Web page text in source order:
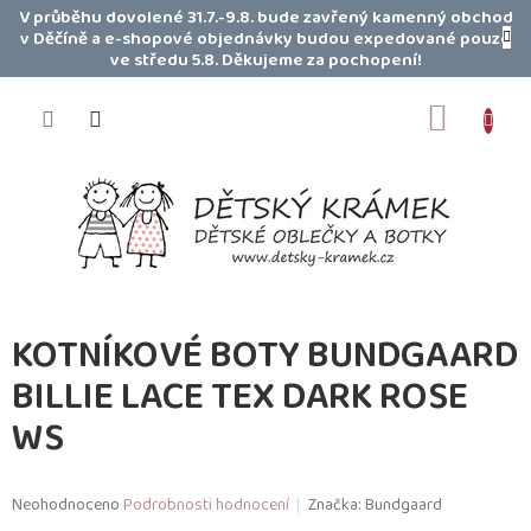
PřejítV průběhu dovolené 31.7.-9.8. bude zavřený kamenný obchod
v Děčíně a e-shopové objednávky budou expedované pouze
ve středu 5.8. Děkujeme za pochopení!
KOTNÍKOVÉ BOTY BUNDGAARD
BILLIE LACE TEX DARK ROSE
WS
Průměrné
NeohodnocenoPodrobnosti hodnocení Značka: Bundgaard